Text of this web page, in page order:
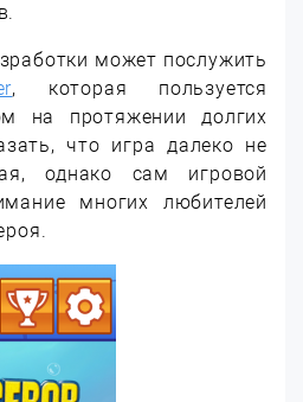
может послужить
, которая пользуется
на протяжении долгих
что игра далеко не
однако сам игровой
многих любителей